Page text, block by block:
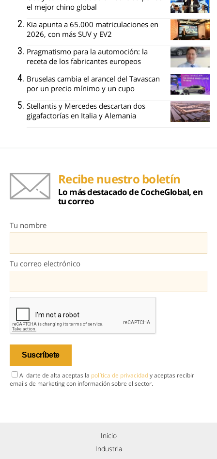
el mejor chino global
Kia apunta a 65.000 matriculaciones en
2026, con más SUV y EV2
Pragmatismo para la automoción: la
receta de los fabricantes europeos
Bruselas cambia el arancel del Tavascan
por un precio mínimo y un cupo
Stellantis y Mercedes descartan dos
gigafactorías en Italia y Alemania
Recibe nuestro boletín
Lo más destacado de CocheGlobal, en
tu correo
Tu nombre
Tu correo electrónico
Al darte de alta aceptas la política de privacidady aceptas recibir
emails de marketing con información sobre el sector.
Inicio
Industria